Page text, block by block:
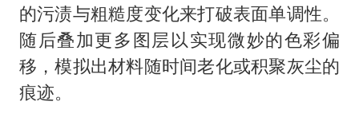
的污渍与粗糙度变化来打破表面单调性。
随后叠加更多图层以实现微妙的色彩偏
移，模拟出材料随时间老化或积聚灰尘的
痕迹。